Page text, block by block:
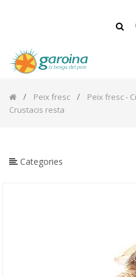
Peix fresc Peix fresc -
Crustacis resta
Categories